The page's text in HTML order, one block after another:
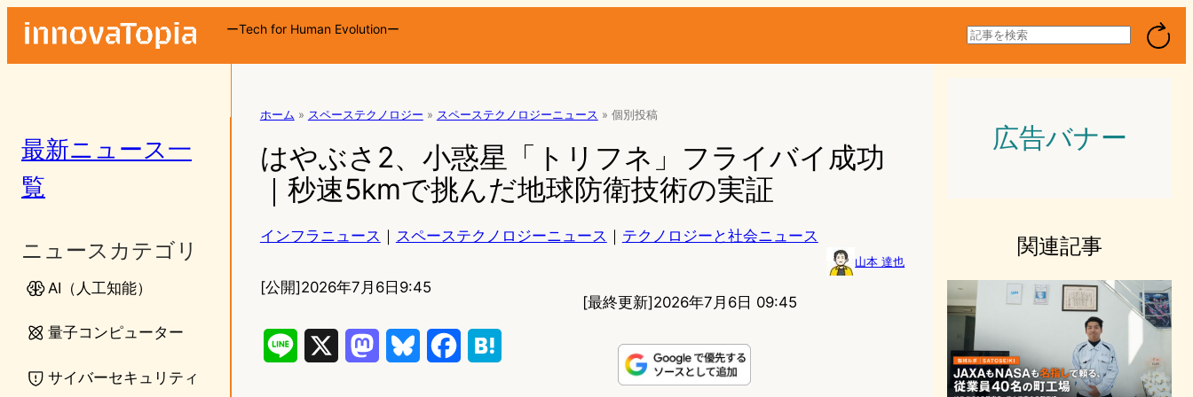
ーTech for Human Evolutionー
検
索
最新ニュース一
覧
ニュースカテゴリ
AI（人工知能）
量子コンピューター
サイバーセキュリティ
ホーム » スペーステクノロジー » スペーステクノロジーニュース » 個別投稿
はやぶさ2、小惑星「トリフネ」フライバイ成功
｜秒速5kmで挑んだ地球防衛技術の実証
インフラニュース ｜ スペーステクノロジーニュース ｜ テクノロジーと社会ニュース
山本 達也
[公開]2026年7月6日9:45
[最終更新]2026年7月6日 09:45
広告バナー
関連記事